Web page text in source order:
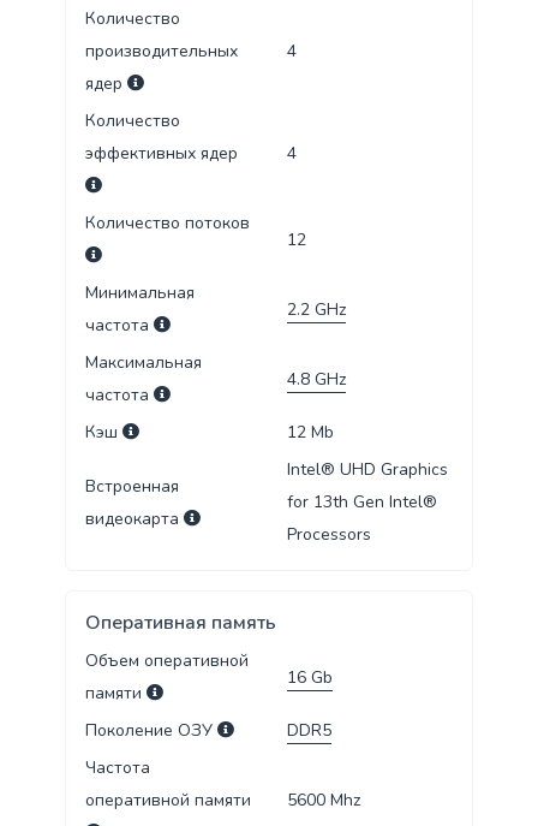
Количество
производительных
ядер
4
Количество
эффективных ядер
4
Количество потоков
12
Минимальная
частота
2.2 GHz
Максимальная
частота
4.8 GHz
Кэш 12 Mb
Встроенная
видеокарта
Intel® UHD Graphics
for 13th Gen Intel®
Processors
Оперативная память
Объем оперативной
памяти
16 Gb
Поколение ОЗУ
DDR5
Частота
оперативной памяти
5600 Mhz